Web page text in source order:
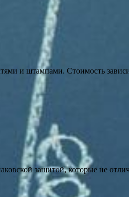
и штампами. Стоимость
защитой, которые не